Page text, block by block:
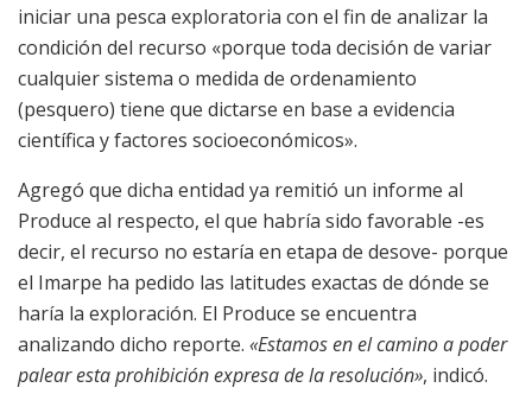
iniciar una pesca exploratoria con el fin de analizar la
condición del recurso «porque toda decisión de variar
cualquier sistema o medida de ordenamiento
(pesquero) tiene que dictarse en base a evidencia
científica y factores socioeconómicos».
Agregó que dicha entidad ya remitió un informe al
Produce al respecto, el que habría sido favorable -es
decir, el recurso no estaría en etapa de desove- porque
el Imarpe ha pedido las latitudes exactas de dónde se
haría la exploración. El Produce se encuentra
analizando dicho reporte. «Estamos en el camino a poder
palear esta prohibición expresa de la resolución», indicó.